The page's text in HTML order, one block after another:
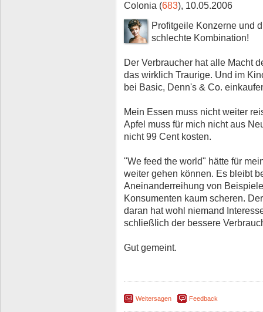
Colonia (683), 10.05.2006
Profitgeile Konzerne und
schlechte Kombination!
Der Verbraucher hat alle Macht
das wirklich Traurige. Und im
bei Basic, Denn's & Co.
Mein Essen muss nicht weiter
Apfel muss für mich nicht aus
nicht 99 Cent kosten.
"We feed the world" hätte für
weiter gehen können. Es bleibt
Aneinanderreihung von
Konsumenten kaum scheren.
daran hat wohl niemand
schließlich der bessere
Gut gemeint.
Weitersagen Feedback